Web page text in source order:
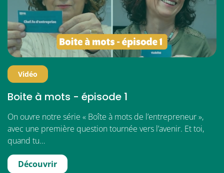
Vidéo
Boite à mots - épisode 1
On ouvre notre série « Boîte à mots de l’entrepreneur »,
avec une première question tournée vers l’avenir. Et toi,
quand tu…
Découvrir